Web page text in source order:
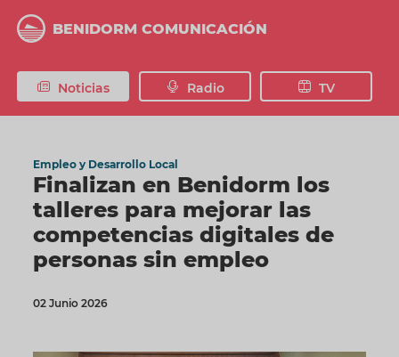
contenido
BENIDORM COMUNICACIÓN
Noticias Radio TV
Empleo y Desarrollo Local
Finalizan en Benidorm los
talleres para mejorar las
competencias digitales de
personas sin empleo
02 Junio 2026